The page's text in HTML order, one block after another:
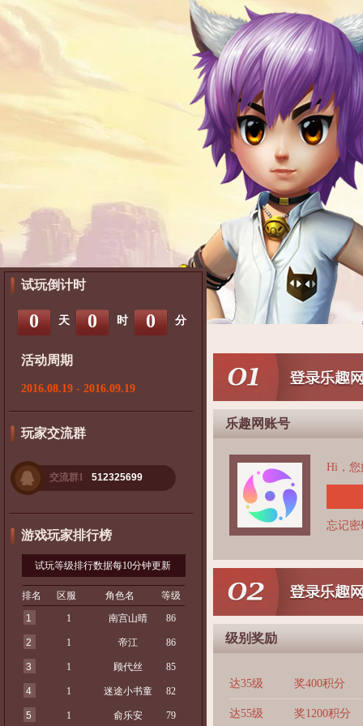
试玩倒计时
0 天 0 时 0 分
活动周期
2016.08.19 - 2016.09.19
玩家交流群
交流群1 512325699
游戏玩家排行榜
试玩等级排行数据每10分钟更新
排名 区服 角色名
等级
1
1 南宫山晴 86
2 1 帝江 86
3 1 顾代丝 85
4 1 迷途小书童 82
5 1 俞乐安 79
乐趣网账号
Hi，您
忘记密
级别奖励
达35级 奖400积分
达55级 奖1200积分